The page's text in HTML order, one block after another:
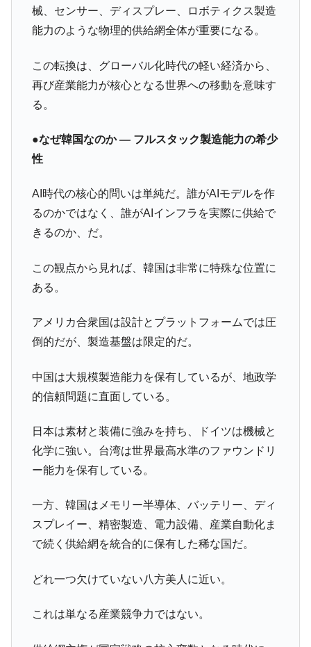
械、センサー、ディスプレー、ロボティクス製造
能力のような物理的供給網全体が重要になる。
この転換は、グローバル化時代の軽い経済から、
再び産業能力が核心となる世界への移動を意味す
る。
●なぜ韓国なのか ― フルスタック製造能力の希少
性
AI時代の核心的問いは単純だ。誰がAIモデルを作
るのかではなく、誰がAIインフラを実際に供給で
きるのか、だ。
この観点から見れば、韓国は非常に特殊な位置に
ある。
アメリカ合衆国は設計とプラットフォームでは圧
倒的だが、製造基盤は限定的だ。
中国は大規模製造能力を保有しているが、地政学
的信頼問題に直面している。
日本は素材と装備に強みを持ち、ドイツは機械と
化学に強い。台湾は世界最高水準のファウンドリ
ー能力を保有している。
一方、韓国はメモリー半導体、バッテリー、ディ
スプレイー、精密製造、電力設備、産業自動化ま
で続く供給網を統合的に保有した稀な国だ。
どれ一つ欠けていない八方美人に近い。
これは単なる産業競争力ではない。